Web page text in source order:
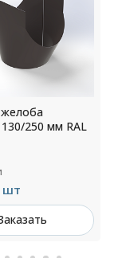
250 мм RAL
шт